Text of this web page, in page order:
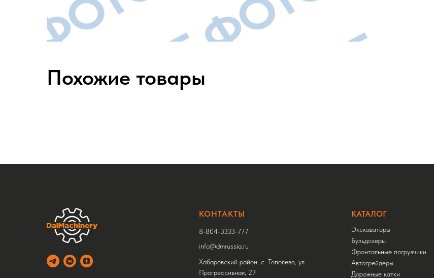
Похожие товары
Экскаваторы
Бульдозеры
Фронтальные погрузчики
Автогрейдеры
Дорожные катки
КАТАЛОГ
8-804-3333-777
info@dmrussia.ru
Хабаровский район, с. Тополево, ул.
Прогрессивная, 27
КОНТАКТЫ